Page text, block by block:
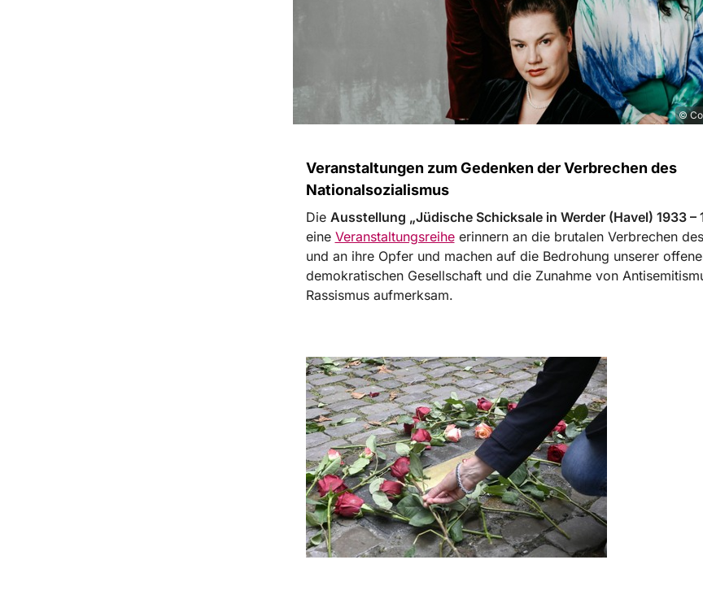
©
Veranstaltungen zum Gedenken der Verbrechen des
Nationalsozialismus
Die Ausstellung „Jüdische Schicksale in Werder (Havel) 1933 –
eine Veranstaltungsreiheerinnern an die brutalen Verbrechen
und an ihre Opfer und machen auf die Bedrohung unserer
demokratischen Gesellschaft und die Zunahme von
Rassismus aufmerksam.